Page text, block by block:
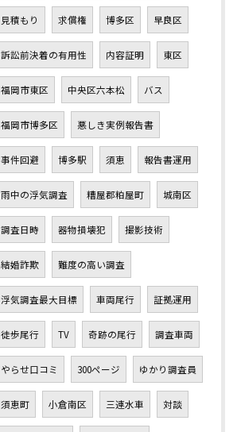
見積もり 求償権 博多区 早良区
訴訟前決着の有用性 内容証明 東区
福岡市東区 中央区六本松 バス
福岡市博多区 悪しき実例報告書
事件回避 博多駅 須恵 報告書運用
雨中の浮気調査 糟屋郡粕屋町 城南区
調査日時 器物損壊犯 撮影技術
結婚詐欺 難度の高い調査
浮気調査最大目標 車両尾行 証拠運用
徒歩尾行 TV 奇跡の尾行 調査車両
やらせ口コミ 300ページ ゆかり調査員
須恵町 小倉南区 三連水車 対談